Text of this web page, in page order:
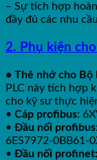
– Sự tích hợp
đầy đủ các nhu
2. Phụ kiện
• Thẻ nhớ cho Bộ
PLC này tích hợp
cho kỹ sư thực
• Cáp profibus:
• Đầu nối profibus
6ES7972-0BB61-
• Đầu nối profinet: